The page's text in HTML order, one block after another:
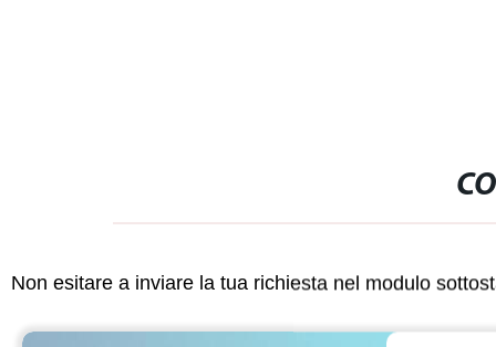
Non esitare a inviare la tua richiesta nel modulo